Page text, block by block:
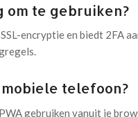
om te gebruiken?
SSL-encryptie en biedt 2FA
telefoon?
gebruiken vanuit je